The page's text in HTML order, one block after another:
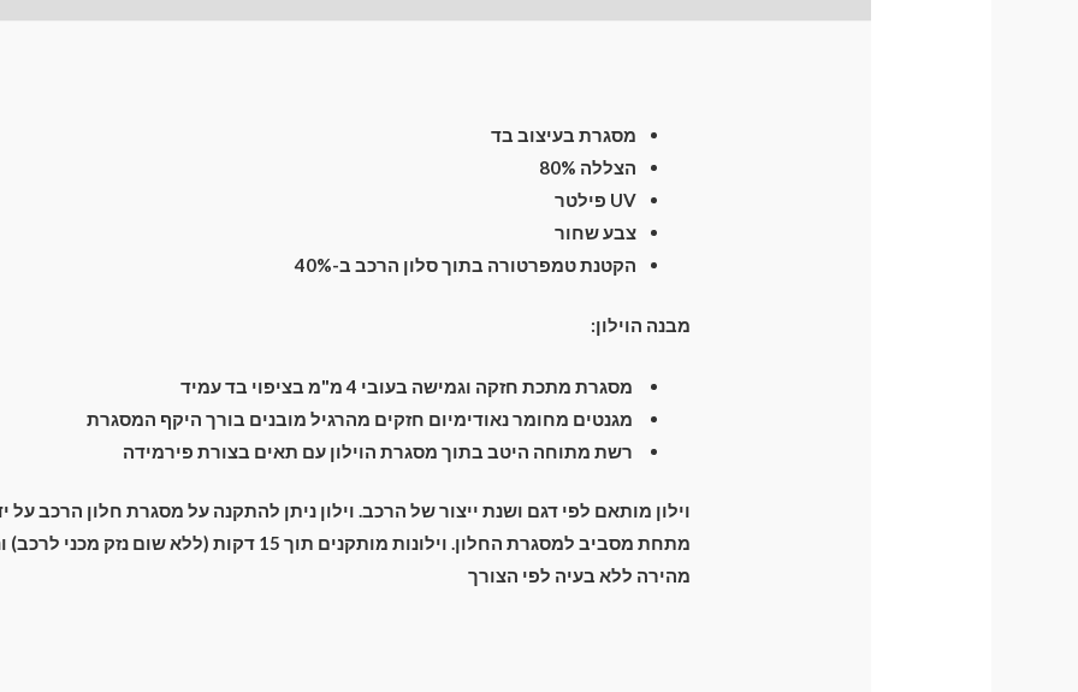
מסגרת בעיצוב בד
הצללה 80%
UV פילטר
צבע שחור
הקטנת טמפרטורה בתוך סלון הרכב ב-40%
מבנה הוילון:
מסגרת מתכת חזקה וגמישה בעובי 4 מ"מ בציפוי בד עמיד
מגנטים מחומר נאודימיום חזקים מהרגיל מובנים בורך היקף המסגרת
רשת מתוחה היטב בתוך מסגרת הוילון עם תאים בצורת פירמידה
וילון מותאם לפי דגם ושנת ייצור של הרכב. וילון ניתן להתקנה על מסגרת חלון הרכב על
מתחת מסביב למסגרת החלון. וילונות מותקנים תוך 15 דקות (ללא
מהירה ללא בעיה לפי הצורך